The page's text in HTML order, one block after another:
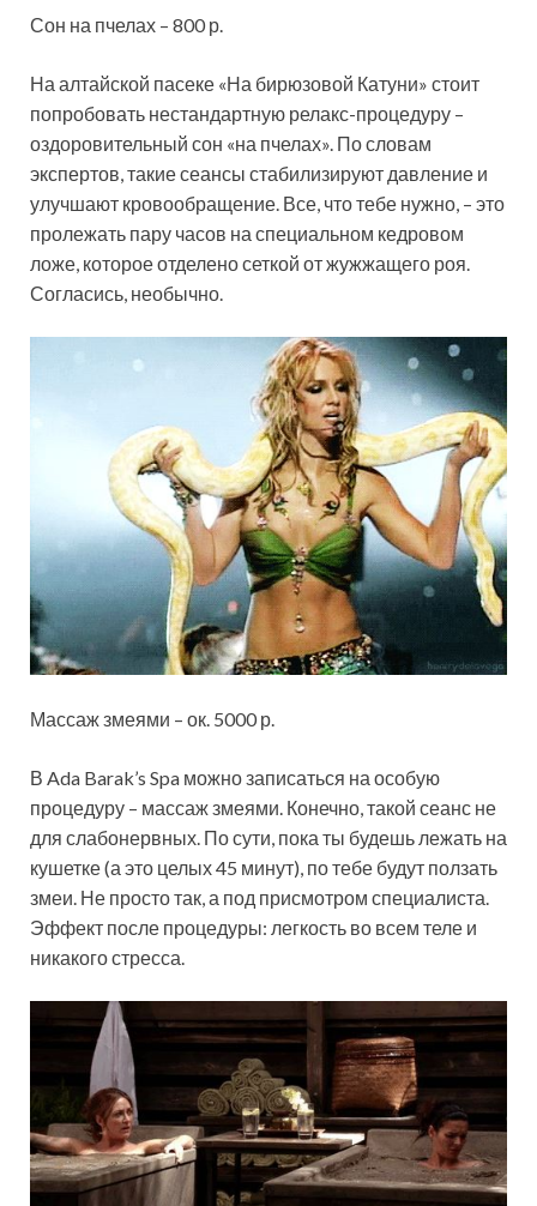
Сон на пчелах – 800 р.
На алтайской пасеке «На бирюзовой Катуни» стоит
попробовать нестандартную релакс-процедуру –
оздоровительный сон «на пчелах». По словам
экспертов, такие сеансы стабилизируют давление и
улучшают кровообращение. Все, что тебе нужно, – это
пролежать пару часов на специальном кедровом
ложе, которое отделено сеткой от жужжащего роя.
Согласись, необычно.
Массаж змеями – ок. 5000 р.
В Ada Barak’s Spa можно записаться на особую
процедуру – массаж змеями. Конечно, такой сеанс не
для слабонервных. По сути, пока ты будешь лежать на
кушетке (а это целых 45 минут), по тебе будут ползать
змеи. Не просто так, а под присмотром специалиста.
Эффект после процедуры: легкость во всем теле и
никакого стресса.